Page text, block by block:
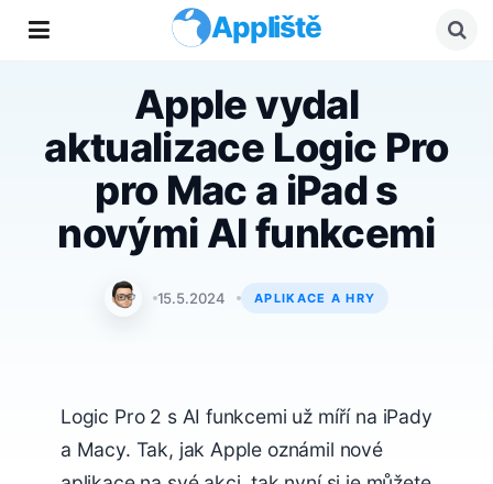
Appliště
Apple vydal
aktualizace Logic Pro
pro Mac a iPad s
novými AI funkcemi
Jan Holeš
15.5.2024 APLIKACE A HRY
Logic Pro 2 s AI funkcemi už míří na iPady
a Macy. Tak, jak Apple oznámil nové